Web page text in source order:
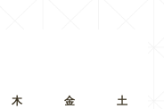
木 金 土